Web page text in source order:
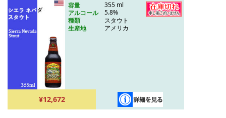
容量
355 ml
アルコール
5.8%
種類
スタウト
生産地
アメリカ
¥12,672